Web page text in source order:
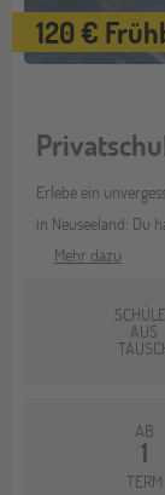
120 €
Erlebe ein
in Neuseeland: Du
Mehr dazu
AUS
AB
1
TERM